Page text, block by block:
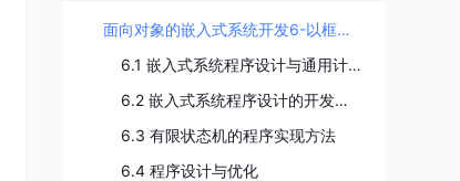
面向对象的嵌入式系统开发6-以框架为中心的嵌入式系统程序
6.1 嵌入式系统程序设计与通用计算程序设计的区别
6.2 嵌入式系统程序设计的开发环境
6.3 有限状态机的程序实现方法
6.4 程序设计与优化